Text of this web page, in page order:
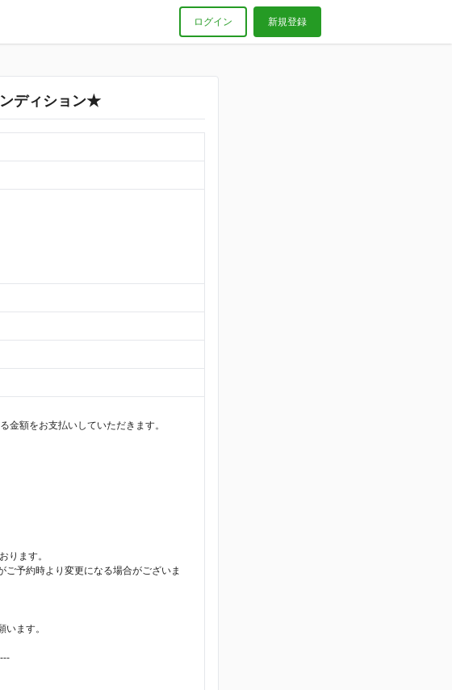
ログイン 新規登録
ディション★
金額をお支払いしていただきます。
ります。
予約時より変更になる場合がございま
ます。